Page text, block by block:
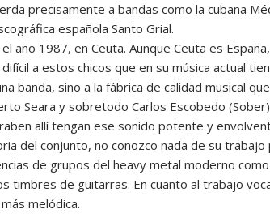
precisamente a bandas como la cubana
española Santo Grial.
año 1987, en Ceuta. Aunque Ceuta es
a estos chicos que en su música actual
banda, sino a la fábrica de calidad musical
Seara y sobretodo Carlos Escobedo
allí tengan ese sonido potente y
del conjunto, no conozco nada de su
de grupos del heavy metal moderno
timbres de guitarras. En cuanto al trabajo
melódica.